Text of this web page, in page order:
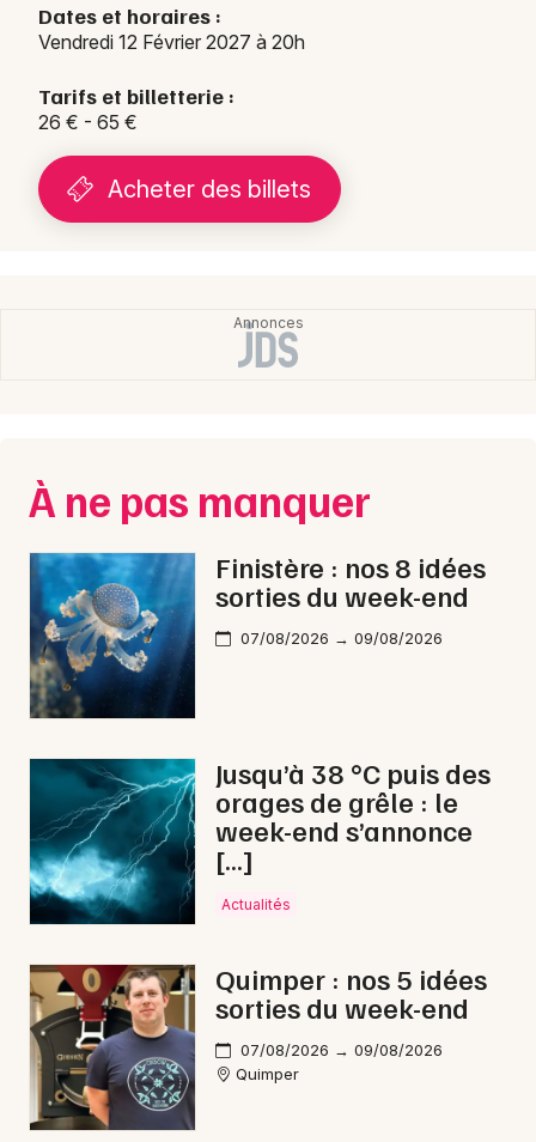
Dates et horaires :
Vendredi 12 Février 2027 à 20h
Tarifs et billetterie :
26 € - 65 €
Acheter des billets
À ne pas manquer
Finistère : nos 8 idées
sorties du week-end
07/08/2026 → 09/08/2026
Jusqu’à 38 °C puis des
orages de grêle : le
week-end s’annonce
[…]
Actualités
Quimper : nos 5 idées
sorties du week-end
07/08/2026 → 09/08/2026
Quimper